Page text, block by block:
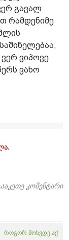
გავალ
რამდენიმე
ვიპოვე
ვახო
კომენტარი
როგორ მოხვდე აქ